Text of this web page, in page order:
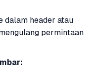
dalam header atau
permintaan